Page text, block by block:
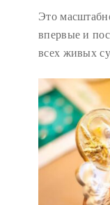
Это
впервые и
всех живых